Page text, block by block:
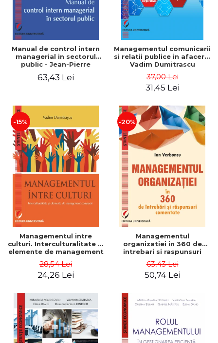
Manual de control intern
managerial in sectorul
public - Jean-Pierre
63,43 Lei
Managementul comunicarii
si relatii publice in afaceri -
Vadim Dumitrascu
37,00 Lei
31,45 Lei
-15%
Managementul intre
culturi. Interculturalitate si
elemente de management
Dumitrascu
28,54 Lei
24,26 Lei
-20%
Managementul
organizatiei in 360 de
intrebari si raspunsuri
63,43 Lei
50,74 Lei